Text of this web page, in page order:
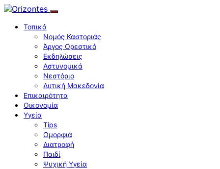
Τοπικά
Νομός Καστοριάς
Άργος Ορεστικό
Εκδηλώσεις
Αστυνομικά
Νεστόριο
Δυτική Μακεδονία
Επικαιρότητα
Οικονομία
Υγεία
Tips
Ομορφιά
Διατροφή
Παιδί
Ψυχική Υγεία